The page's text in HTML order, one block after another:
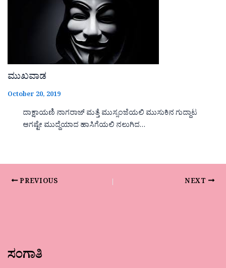
ಮುಖವಾಡ
October 20, 2019
ದಾಕ್ಷಾಯಣಿ ನಾಗರಾಜ್ ಮತ್ತೆ ಮುಸ್ಸಂಜೆಯಲಿ ಮುಸುಕಿನ ಗುದ್ದಾಟ
ಆಗಷ್ಟೇ ಮುದ್ದೆಯಾದ ಹಾಸಿಗೆಯಲಿ ನಲುಗಿದ…
PREVIOUS NEXT
ಸಂಗಾತಿ